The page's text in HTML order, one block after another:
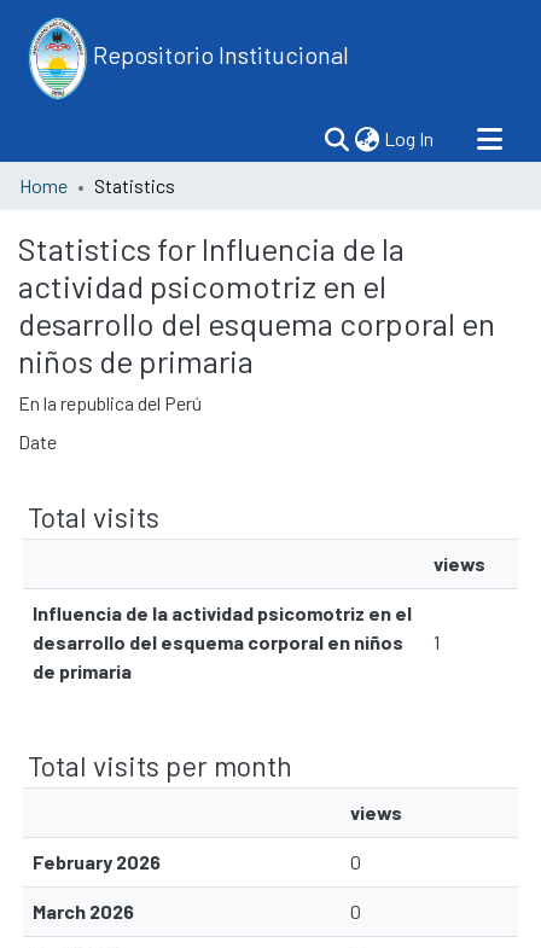
Repositorio Institucional
Log In (current)
Home Statistics
Statistics for Influencia de la
actividad psicomotriz en el
desarrollo del esquema corporal en
niños de primaria
En la republica del Perú
Date
Total visits
views
Influencia de la actividad psicomotriz en el
desarrollo del esquema corporal en niños
de primaria
1
Total visits per month
views
February 2026 0
March 2026 0